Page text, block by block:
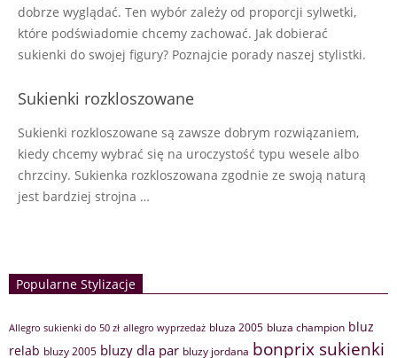
dobrze wyglądać. Ten wybór zależy od proporcji sylwetki,
które podświadomie chcemy zachować. Jak dobierać
sukienki do swojej figury? Poznajcie porady naszej stylistki.
Sukienki rozkloszowane
Sukienki rozkloszowane są zawsze dobrym rozwiązaniem,
kiedy chcemy wybrać się na uroczystość typu wesele albo
chrzciny. Sukienka rozkloszowana zgodnie ze swoją naturą
jest bardziej strojna …
Popularne Stylizacje
Allegro sukienki do 50 zł allegro wyprzedaż bluza 2005 bluza champion bluz
relab bluzy 2005 bluzy dla par bluzy jordana bonprix sukienki